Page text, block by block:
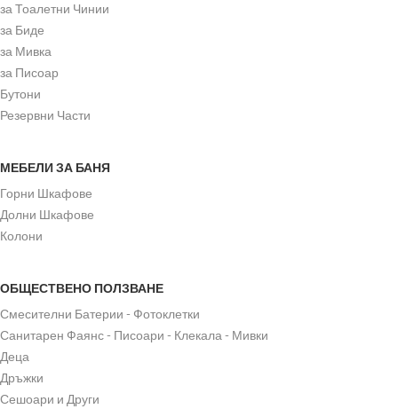
за Тоалетни Чинии
за Биде
за Мивка
за Писоар
Бутони
Резервни Части
МЕБЕЛИ ЗА БАНЯ
Горни Шкафове
Долни Шкафове
Колони
ОБЩЕСТВЕНО ПОЛЗВАНЕ
Смесителни Батерии - Фотоклетки
Санитарен Фаянс - Писоари - Клекала - Мивки
Деца
Дръжки
Сешоари и Други